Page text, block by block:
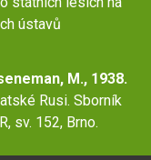
ústavů
M., 1938.
Rusi. Sborník
sv. 152, Brno.